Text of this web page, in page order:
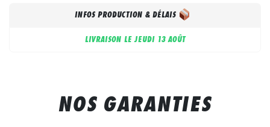
INFOS PRODUCTION & DÉLAIS
LIVRAISON LEJEUDI 13 AOÛT
NOS GARANTIES